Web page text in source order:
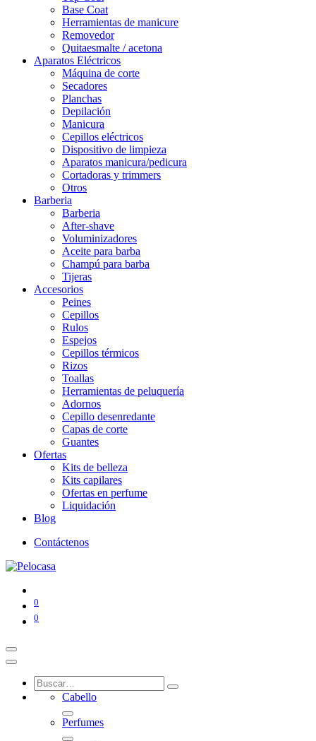
Base Coat
Herramientas de manicure
Removedor
Quitaesmalte / acetona
Aparatos Eléctricos
Máquina de corte
Secadores
Planchas
Depilación
Manicura
Cepillos eléctricos
Dispositivo de limpieza
Aparatos manicura/pedicura
Cortadoras y trimmers
Otros
Barberia
Barberia
After-shave
Voluminizadores
Aceite para barba
Champú para barba
Tijeras
Accesorios
Peines
Cepillos
Rulos
Espejos
Cepillos térmicos
Rizos
Toallas
Herramientas de peluquería
Adornos
Cepillo desenredante
Capas de corte
Guantes
Ofertas
Kits de belleza
Kits capilares
Ofertas en perfume
Liquidación
Blog
Contáctenos
0
0
Cabello
Perfumes